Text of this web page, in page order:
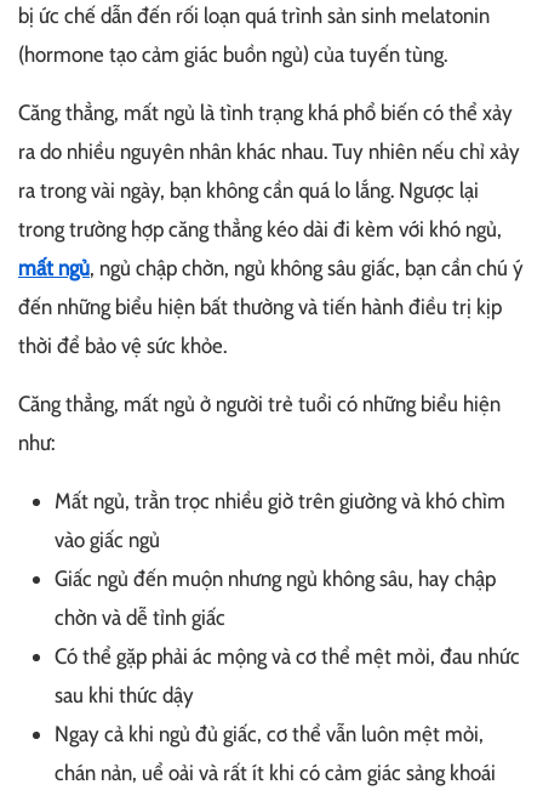
bị ức chế dẫn đến rối loạn quá trình sản sinh melatonin
(hormone tạo cảm giác buồn ngủ) của tuyến tùng.
Căng thẳng, mất ngủ là tình trạng khá phổ biến có thể xảy
ra do nhiều nguyên nhân khác nhau. Tuy nhiên nếu chỉ xảy
ra trong vài ngày, bạn không cần quá lo lắng. Ngược lại
trong trường hợp căng thẳng kéo dài đi kèm với khó ngủ,
mất ngủ, ngủ chập chờn, ngủ không sâu giấc, bạn cần chú ý
đến những biểu hiện bất thường và tiến hành điều trị kịp
thời để bảo vệ sức khỏe.
Căng thẳng, mất ngủ ở người trẻ tuổi có những biểu hiện
như:
Mất ngủ, trằn trọc nhiều giờ trên giường và khó chìm
vào giấc ngủ
Giấc ngủ đến muộn nhưng ngủ không sâu, hay chập
chờn và dễ tỉnh giấc
Có thể gặp phải ác mộng và cơ thể mệt mỏi, đau nhức
sau khi thức dậy
Ngay cả khi ngủ đủ giấc, cơ thể vẫn luôn mệt mỏi,
chán nản, uể oải và rất ít khi có cảm giác sảng khoái